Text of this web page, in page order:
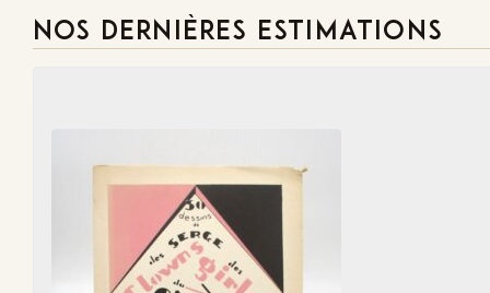
NOS DERNIÈRES ESTIMATIONS